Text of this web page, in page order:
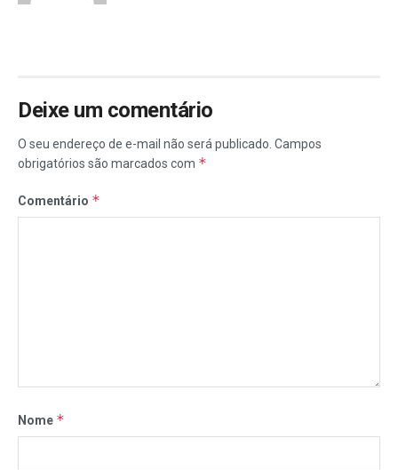
Deixe um comentário
O seu endereço de e-mail não será publicado. Campos
obrigatórios são marcados com *
Comentário *
Nome *